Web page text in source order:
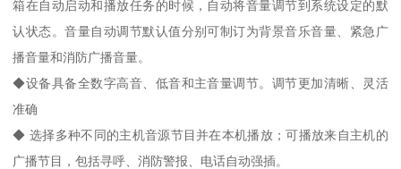
箱在自动启动和播放任务的时候，自动将音量调节到系统设定的默
认状态。音量自动调节默认值分别可制订为背景音乐音量、紧急广
播音量和消防广播音量。
◆设备具备全数字高音、低音和主音量调节。调节更加清晰、灵活
准确
◆ 选择多种不同的主机音源节目并在本机播放；可播放来自主机的
广播节目，包括寻呼、消防警报、电话自动强插。